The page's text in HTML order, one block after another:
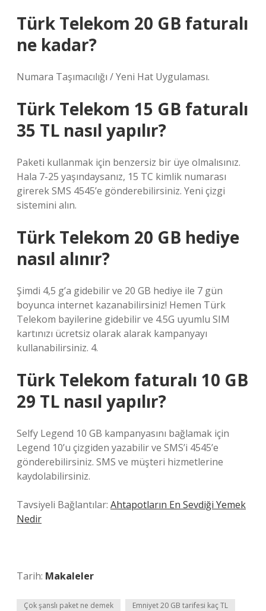
Türk Telekom 20 GB faturalı
ne kadar?
Numara Taşımacılığı / Yeni Hat Uygulaması.
Türk Telekom 15 GB faturalı
35 TL nasıl yapılır?
Paketi kullanmak için benzersiz bir üye olmalısınız.
Hala 7-25 yaşındaysanız, 15 TC kimlik numarası
girerek SMS 4545’e gönderebilirsiniz. Yeni çizgi
sistemini alın.
Türk Telekom 20 GB hediye
nasıl alınır?
Şimdi 4,5 g’a gidebilir ve 20 GB hediye ile 7 gün
boyunca internet kazanabilirsiniz! Hemen Türk
Telekom bayilerine gidebilir ve 4.5G uyumlu SIM
kartınızı ücretsiz olarak alarak kampanyayı
kullanabilirsiniz. 4.
Türk Telekom faturalı 10 GB
29 TL nasıl yapılır?
Selfy Legend 10 GB kampanyasını bağlamak için
Legend 10’u çizgiden yazabilir ve SMS’i 4545’e
gönderebilirsiniz. SMS ve müşteri hizmetlerine
kaydolabilirsiniz.
Tavsiyeli Bağlantılar: Ahtapotların En Sevdiği Yemek
Nedir
Tarih: Makaleler
Çok şanslı paket ne demek Emniyet 20 GB tarifesi kaç TL